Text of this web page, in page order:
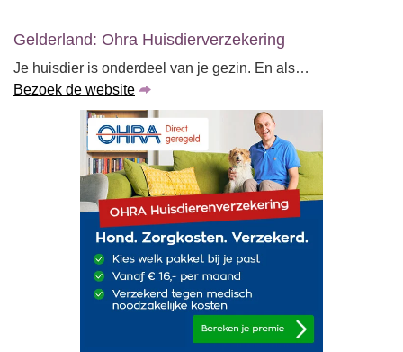
Gelderland: Ohra Huisdierverzekering
Je huisdier is onderdeel van je gezin. En als…
Bezoek de website